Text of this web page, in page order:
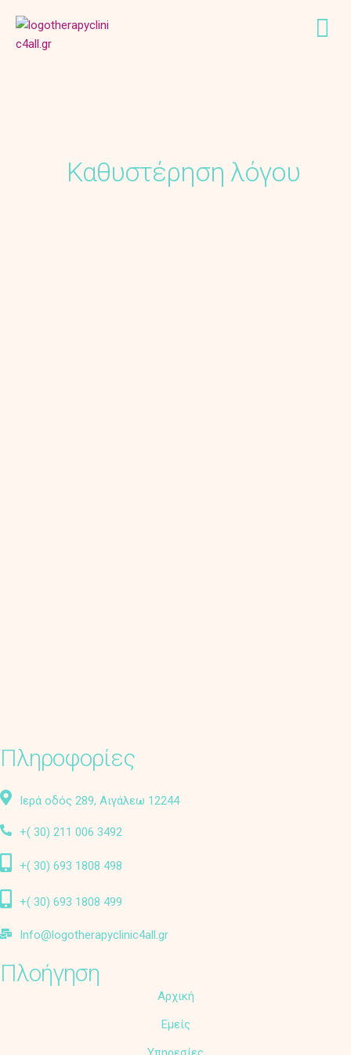
Καθυστέρηση λόγου
Πληροφορίες
Ιερά οδός 289, Αιγάλεω 12244
+( 30) 211 006 3492
+( 30) 693 1808 498
+( 30) 693 1808 499
Info@logotherapyclinic4all.gr
Πλοήγηση
Αρχική
Εμείς